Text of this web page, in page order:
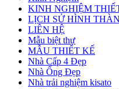
KINH NGHIỆM
LỊCH SỬ HÌNH
LIÊN HỆ
Mẫu biệt thự
MẪU THIẾT KẾ
Nhà Cấp 4 Đẹp
Nhà Ống Đẹp
Nhà trải nghiệm kisato